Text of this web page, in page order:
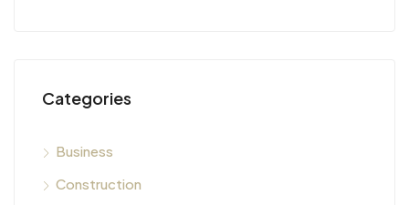
Categories
Business
Construction